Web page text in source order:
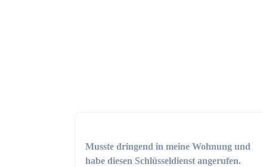
Musste dringend in meine Wohnung und
habe diesen Schlüsseldienst angerufen.